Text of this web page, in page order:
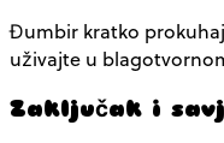
Đumbir kratko
uživajte u
Zaključak i